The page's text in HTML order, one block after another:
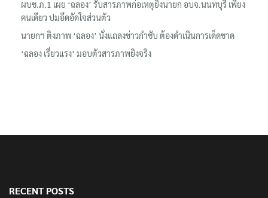
ผบช.ภ.1 เผย ‘ฉลอง’ รับสารภาพก่อเหตุยิงนายก อบจ.นนทบุรี เพียง
คนเดียว ปมอึดอัดใจส่วนตัว
นายกฯ ติงภาพ ‘ฉลอง’ นั่งแถลงข่าวกำชับ ต้องดำเนินการเด็ดขาด
‘ฉลอง เรี่ยวแรง’ มอบตัวสารภาพยิงจริง
RECENT POSTS